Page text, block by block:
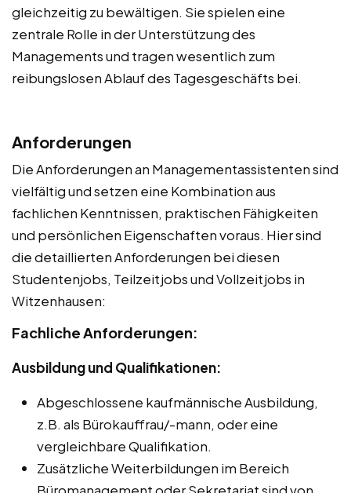
gleichzeitig zu bewältigen. Sie spielen eine
zentrale Rolle in der Unterstützung des
Managements und tragen wesentlich zum
reibungslosen Ablauf des Tagesgeschäfts bei.
Anforderungen
Die Anforderungen an Managementassistenten sind
vielfältig und setzen eine Kombination aus
fachlichen Kenntnissen, praktischen Fähigkeiten
und persönlichen Eigenschaften voraus. Hier sind
die detaillierten Anforderungen bei diesen
Studentenjobs, Teilzeitjobs und Vollzeitjobs in
Witzenhausen:
Fachliche Anforderungen:
Ausbildung und Qualifikationen:
Abgeschlossene kaufmännische Ausbildung,
z.B. als Bürokauffrau/-mann, oder eine
vergleichbare Qualifikation.
Zusätzliche Weiterbildungen im Bereich